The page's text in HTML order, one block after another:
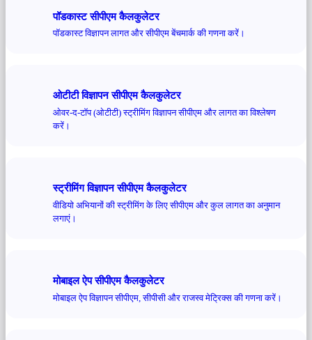
पॉडकास्ट सीपीएम कैलकुलेटर
पॉडकास्ट विज्ञापन लागत और सीपीएम बेंचमार्क की गणना करें।
ओटीटी विज्ञापन सीपीएम कैलकुलेटर
ओवर-द-टॉप (ओटीटी) स्ट्रीमिंग विज्ञापन सीपीएम और लागत का विश्लेषण
करें।
स्ट्रीमिंग विज्ञापन सीपीएम कैलकुलेटर
वीडियो अभियानों की स्ट्रीमिंग के लिए सीपीएम और कुल लागत का अनुमान
लगाएं।
मोबाइल ऐप सीपीएम कैलकुलेटर
मोबाइल ऐप विज्ञापन सीपीएम, सीपीसी और राजस्व मेट्रिक्स की गणना करें।